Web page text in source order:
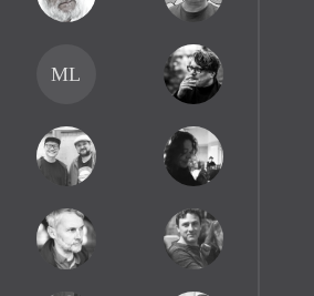
ML